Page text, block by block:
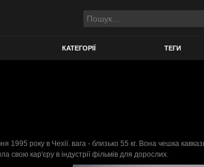
КАТЕГОРІЇ ТЕГИ
1995 року в Чехії. вага - близько 55 кг. Вона чешка
свою кар'єру в індустрії фільмів для дорослих.